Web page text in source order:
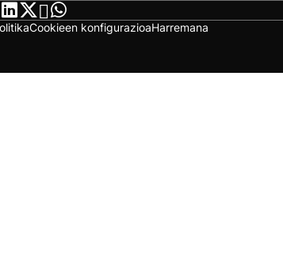
Cookieen konfigurazioaHarremana